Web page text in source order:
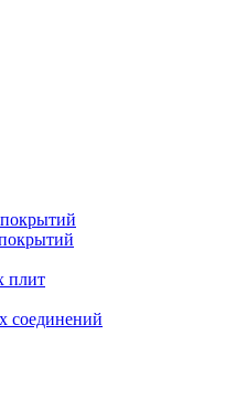
плит
соединений